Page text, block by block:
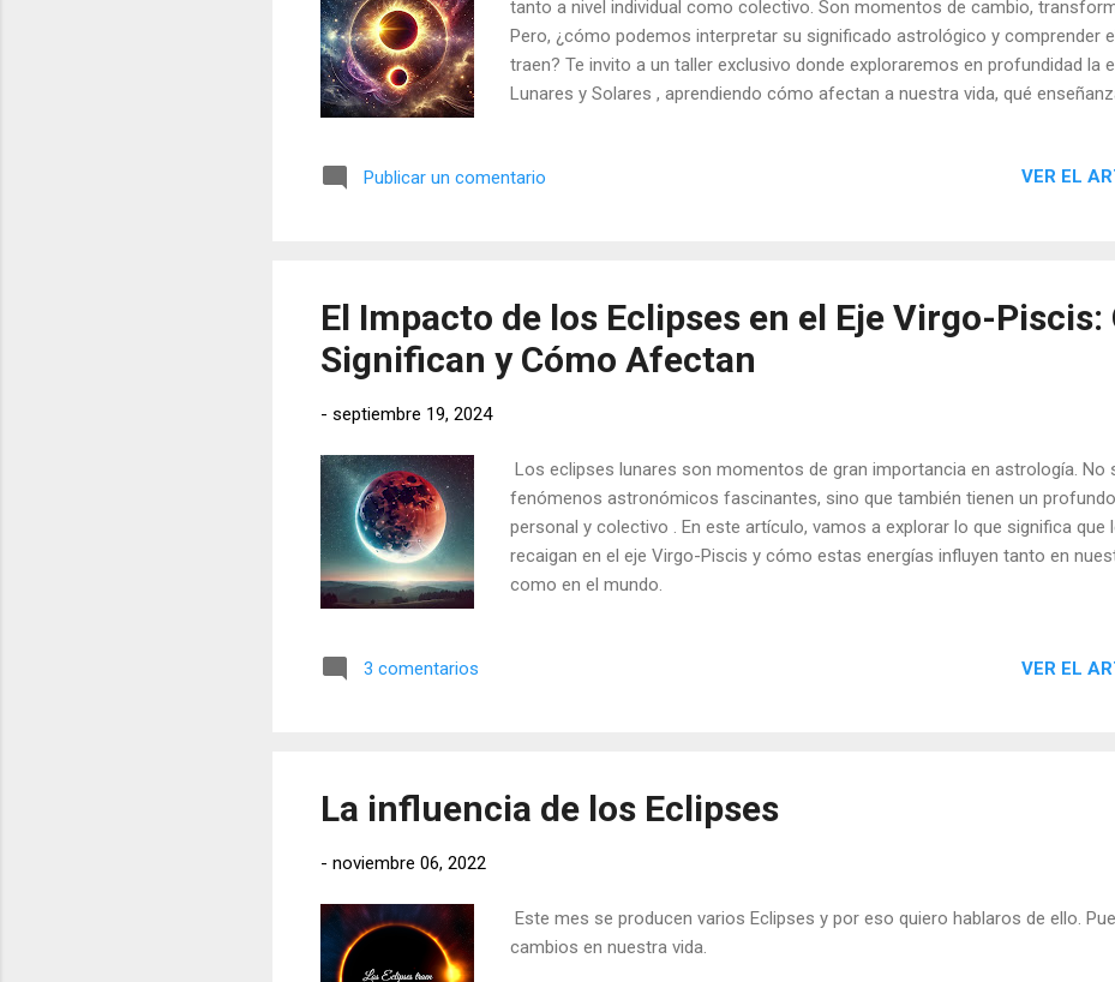
tanto a nivel individual como colectivo. Son momentos de cambio,
Pero, ¿cómo podemos interpretar su significado astrológico y comprender
traen? Te invito a un taller exclusivo donde exploraremos en profundidad la
Lunares y Solares , aprendiendo cómo afectan a nuestra vida, qué
Publicar un comentario VER EL
El Impacto de los Eclipses en el Eje Virgo-Piscis:
Significan y Cómo Afectan
- septiembre 19, 2024
Los eclipses lunares son momentos de gran importancia en astrología. No
fenómenos astronómicos fascinantes, sino que también tienen un
personal y colectivo . En este artículo, vamos a explorar lo que significa
recaigan en el eje Virgo-Piscis y cómo estas energías influyen tanto en
como en el mundo.
3 comentarios VER EL
La influencia de los Eclipses
- noviembre 06, 2022
Este mes se producen varios Eclipses y por eso quiero hablaros de ello.
cambios en nuestra vida.